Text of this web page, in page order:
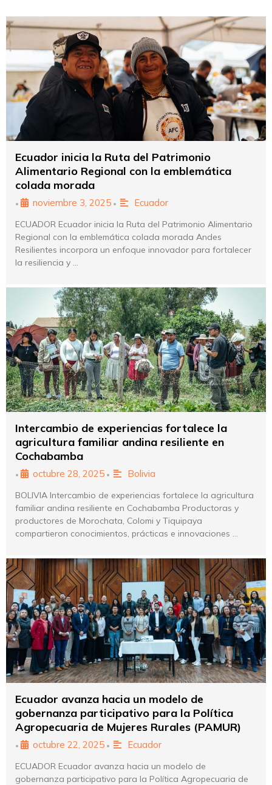
Ecuador inicia la Ruta del Patrimonio
Alimentario Regional con la emblemática
colada morada
• noviembre 3, 2025 • Ecuador
ECUADOR Ecuador inicia la Ruta del Patrimonio Alimentario
Regional con la emblemática colada morada Andes
Resilientes incorpora un enfoque innovador para fortalecer
la resiliencia y …
Intercambio de experiencias fortalece la
agricultura familiar andina resiliente en
Cochabamba
• octubre 28, 2025 • Bolivia
BOLIVIA Intercambio de experiencias fortalece la agricultura
familiar andina resiliente en Cochabamba Productoras y
productores de Morochata, Colomi y Tiquipaya
compartieron conocimientos, prácticas e innovaciones …
Ecuador avanza hacia un modelo de
gobernanza participativo para la Política
Agropecuaria de Mujeres Rurales (PAMUR)
• octubre 22, 2025 • Ecuador
ECUADOR Ecuador avanza hacia un modelo de
gobernanza participativo para la Política Agropecuaria de